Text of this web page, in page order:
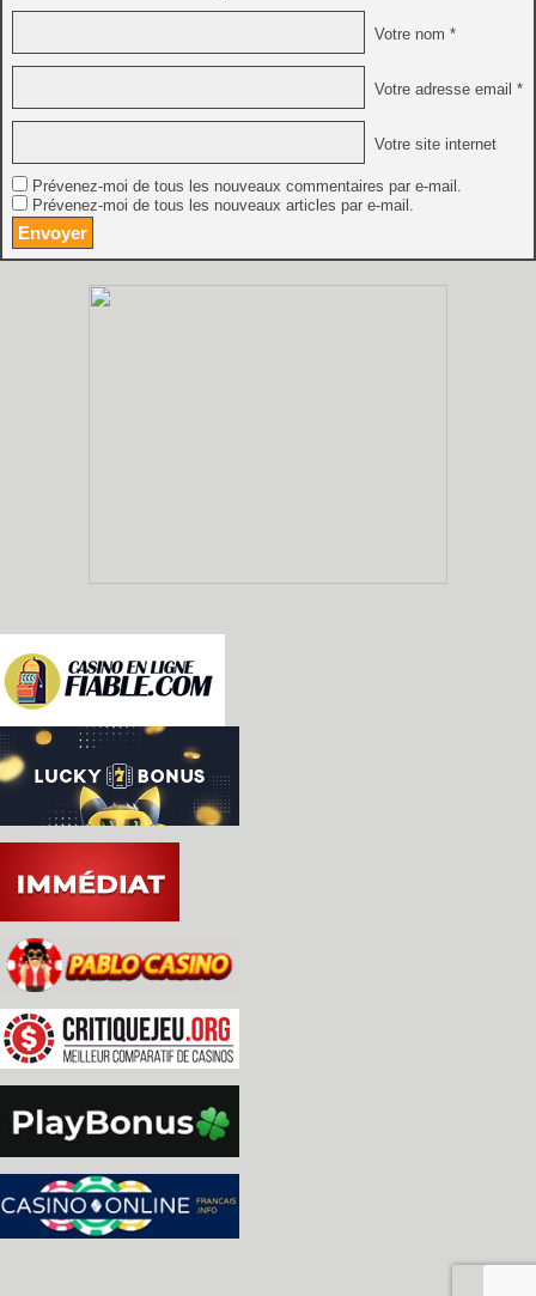
Votre nom *
Votre adresse email *
Votre site internet
Prévenez-moi de tous les nouveaux commentaires par e-mail.
Prévenez-moi de tous les nouveaux articles par e-mail.